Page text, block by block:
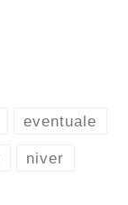
eventuale
niver